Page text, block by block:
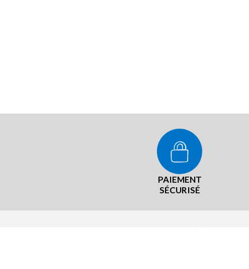
PAIEMENT
SÉCURISÉ